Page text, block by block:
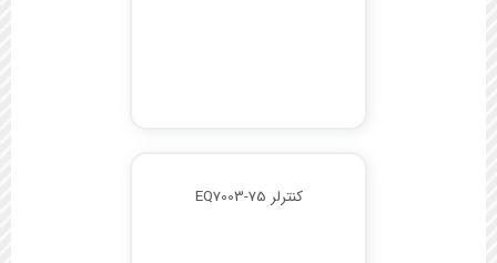
کنترلر EQ7003-75